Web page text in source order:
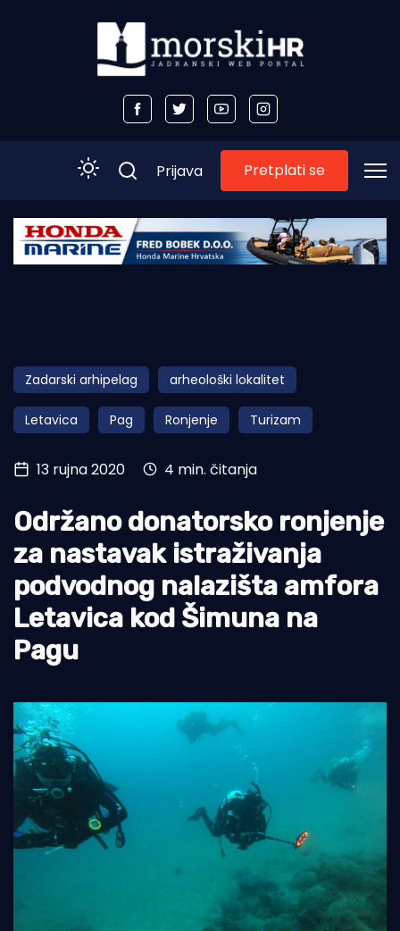
Početna
Obala
Otoci
Turizam i nautika
Pomorstvo
Ribolov
Tradicija i kultura
Prijava Pretplati se
Zadarski arhipelag arheološki lokalitet
Letavica Pag Ronjenje Turizam
13 rujna 2020 4 min. čitanja
Održano donatorsko ronjenje
za nastavak istraživanja
podvodnog nalazišta amfora
Letavica kod Šimuna na
Pagu